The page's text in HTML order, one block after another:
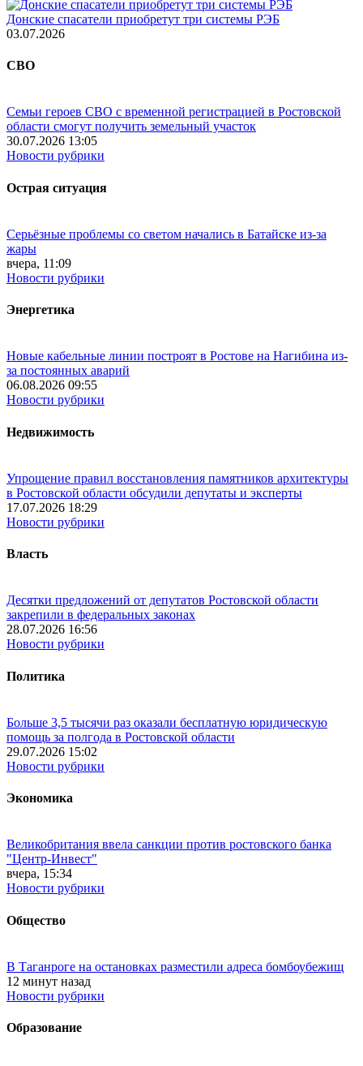
Донские спасатели приобретут три системы РЭБ
03.07.2026
СВО
Семьи героев СВО с временной регистрацией в Ростовской
области смогут получить земельный участок
30.07.2026 13:05
Новости рубрики
Острая ситуация
Серьёзные проблемы со светом начались в Батайске из-за
жары
вчера, 11:09
Новости рубрики
Энергетика
Новые кабельные линии построят в Ростове на Нагибина из-
за постоянных аварий
06.08.2026 09:55
Новости рубрики
Недвижимость
Упрощение правил восстановления памятников архитектуры
в Ростовской области обсудили депутаты и эксперты
17.07.2026 18:29
Новости рубрики
Власть
Десятки предложений от депутатов Ростовской области
закрепили в федеральных законах
28.07.2026 16:56
Новости рубрики
Политика
Больше 3,5 тысячи раз оказали бесплатную юридическую
помощь за полгода в Ростовской области
29.07.2026 15:02
Новости рубрики
Экономика
Великобритания ввела санкции против ростовского банка
"Центр-Инвест"
вчера, 15:34
Новости рубрики
Общество
В Таганроге на остановках разместили адреса бомбоубежищ
12 минут назад
Новости рубрики
Образование